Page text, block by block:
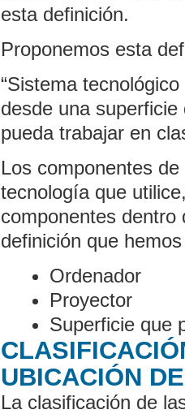
esta definición.
Proponemos esta
“Sistema
desde una
pueda trabajar en
Los componentes
tecnología que
componentes dentro
definición que
Ordenador
Proyector
Superficie que
UBICACIÓN
La clasificación de